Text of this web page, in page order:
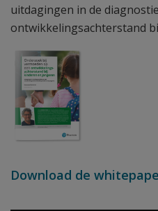
uitdagingen in de
ontwikkelingsachterstand
Download de